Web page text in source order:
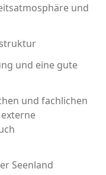
und
und eine gute
und fachlichen
Seenland